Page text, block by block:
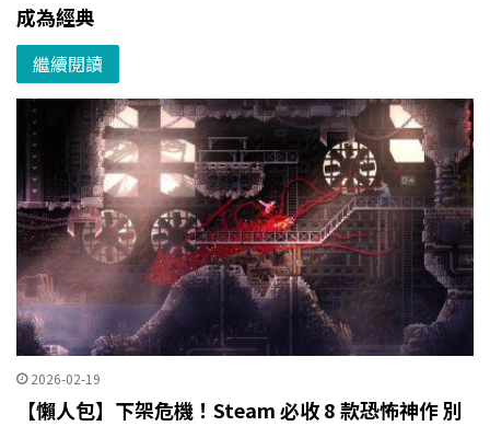
成為經典
繼續閱讀
2026-02-19
【懶人包】下架危機！Steam 必收 8 款恐怖神作 別